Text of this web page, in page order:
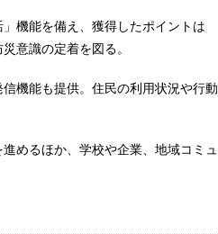
機能を備え、獲得したポイントは
意識の定着を図る。
機能も提供。住民の利用状況や行動
めるほか、学校や企業、地域コミュ